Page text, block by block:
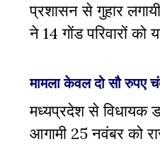
प्रशासन से गुहार
ने 14 गोंड परिवारों को
मामला केवल दो सौ रुपए
मध्यप्रदेश से विधायक
आगामी 25 नवंबर को